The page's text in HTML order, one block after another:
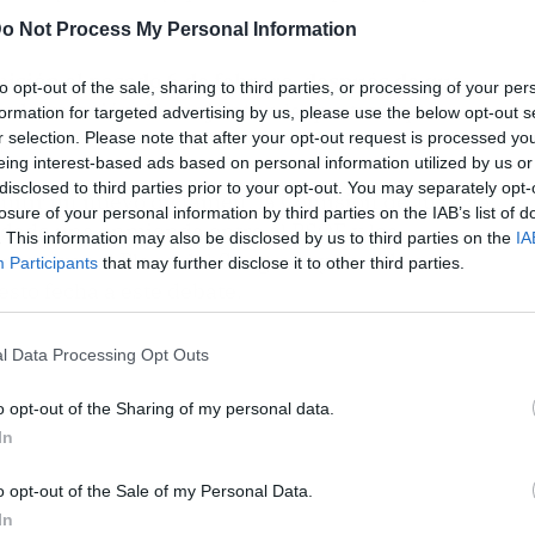
Not Process My Personal Information
opt-out of the sale, sharing to third parties, or processing of your
for targeted advertising by us, please use the below opt-out
selection. Please note that after your opt-out request is processed
interest-based ads based on personal information utilized by us
to third parties prior to your opt-out. You may separately
of your personal information by third parties on the IAB’s list of
This information may also be disclosed by us to third parties on the
Participants that may further disclose it to other third parties.
Data Processing Opt Outs
opt-out of the Sharing of my personal data.
opt-out of the Sale of my Personal Data.
el pasado 6 de febrero, después de que
la votación de conjuntoa la que tuvo que
un nuevo dictamen, la Comisión de Justicia
una enmienda entre el PSOE y los
volver al Pleno del Congreso y ha sido este
fecha a este debate.